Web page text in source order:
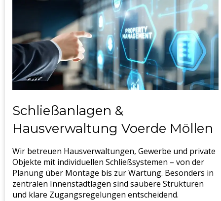
Schließanlagen &
Hausverwaltung Voerde Möllen
Wir betreuen Hausverwaltungen, Gewerbe und private
Objekte mit individuellen Schließsystemen – von der
Planung über Montage bis zur Wartung. Besonders in
zentralen Innenstadtlagen sind saubere Strukturen
und klare Zugangsregelungen entscheidend.